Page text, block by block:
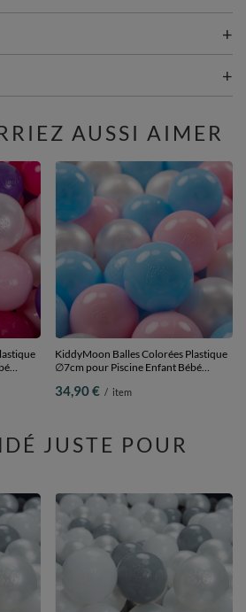
AUSSI AIMER
KiddyMoon Balles Colorées Plastique
∅7cm pour Piscine Enfant Bébé
poudré/perle, 200 Balles/7cm
34,90 € / item
JUSTE POUR